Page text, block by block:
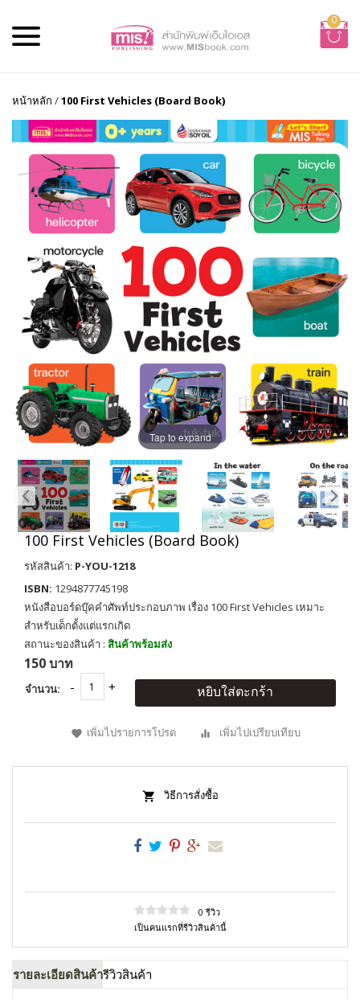
0
หน้าหลัก /100 First Vehicles (Board Book)
Tap to expand
100 First Vehicles (Board Book)
รหัสสินค้า: P-YOU-1218
ISBN: 1294877745198
หนังสือบอร์ดบุ๊คคำศัพท์ประกอบภาพ เรื่อง 100 First Vehicles เหมาะ
สำหรับเด็กตั้งแต่แรกเกิด
สถานะของสินค้า : สินค้าพร้อมส่ง
150 บาท
จำนวน: หยิบใส่ตะกร้า
เพิ่มไปรายการโปรด เพิ่มไปเปรียบเทียบ
วิธีการสั่งซื้อ
0 รีวิว
เป็นคนแรกที่รีวิวสินค้านี้
รายละเอียดสินค้ารีวิวสินค้า